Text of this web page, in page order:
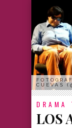
CUEVAS
DRAMA
LOS